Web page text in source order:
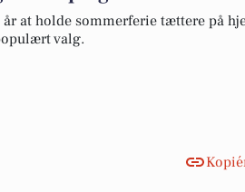
at holde sommerferie tættere på
valg.